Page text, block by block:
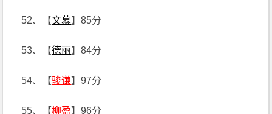
52、【文慕】85分
53、【德丽】84分
54、【骏谦】97分
55、【柳盈】96分